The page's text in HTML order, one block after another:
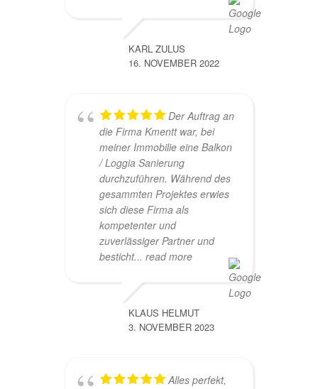
KARL ZULUS
16. NOVEMBER 2022
Der Auftrag an
die Firma Kmentt war, bei
meiner Immobilie eine Balkon
/ Loggia Sanierung
durchzuführen. Während des
gesammten Projektes erwies
sich diese Firma als
kompetenter und
zuverlässiger Partner und
besticht... read more
KLAUS HELMUT
3. NOVEMBER 2023
Alles perfekt,